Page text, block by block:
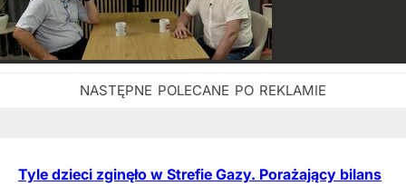
Tyle dzieci zginęło w Strefie Gazy. Porażający bilans